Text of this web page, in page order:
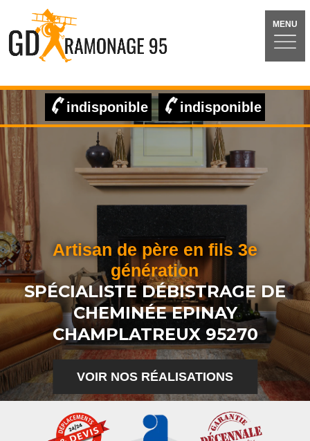
MENU
indisponible indisponible
Artisan de père en fils 3e
génération
SPÉCIALISTE DÉBISTRAGE DE
CHEMINÉE EPINAY
CHAMPLATREUX 95270
VOIR NOS RÉALISATIONS